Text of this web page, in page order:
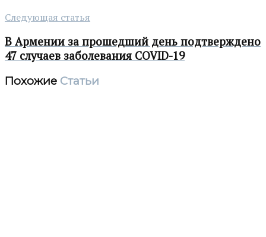
Следующая статья
В Армении за прошедший день подтверждено
47 случаев заболевания COVID-19
Похожие Статьи